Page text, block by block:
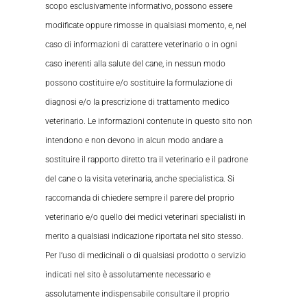
scopo esclusivamente informativo, possono essere
modificate oppure rimosse in qualsiasi momento, e, nel
caso di informazioni di carattere veterinario o in ogni
caso inerenti alla salute del cane, in nessun modo
possono costituire e/o sostituire la formulazione di
diagnosi e/o la prescrizione di trattamento medico
veterinario. Le informazioni contenute in questo sito non
intendono e non devono in alcun modo andare a
sostituire il rapporto diretto tra il veterinario e il padrone
del cane o la visita veterinaria, anche specialistica. Si
raccomanda di chiedere sempre il parere del proprio
veterinario e/o quello dei medici veterinari specialisti in
merito a qualsiasi indicazione riportata nel sito stesso.
Per l’uso di medicinali o di qualsiasi prodotto o servizio
indicati nel sito è assolutamente necessario e
assolutamente indispensabile consultare il proprio